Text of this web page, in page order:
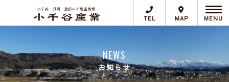
content
TEL MAP MENU
NEWS
お知らせ